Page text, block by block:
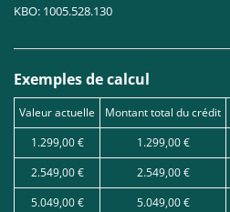
KBO: 1005.528.130
Exemples de calcul
Valeur actuelle Montant total du crédit
1.299,00 €
1.299,00 €
2.549,00 €
2.549,00 €
5.049,00 €
5.049,00 €